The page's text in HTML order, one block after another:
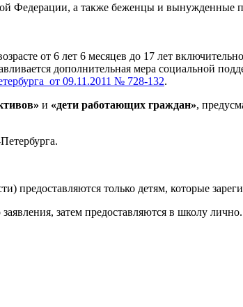
Федерации, а также беженцы и
от 6 лет 6 месяцев до 17 лет
дополнительная мера социальной
от 09.11.2011 № 728-132.
и «дети работающих граждан»,
предоставляются только детям, которые
затем предоставляются в школу лично.